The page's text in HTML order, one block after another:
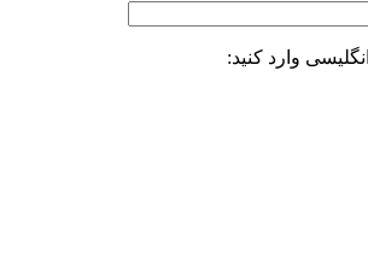
وارد کنید: